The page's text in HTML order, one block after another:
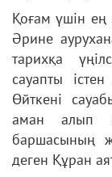
Қоғам үшін ең
Әрине
тарихқа
сауапты
Өйткені
аман алып
баршасының
деген Құран